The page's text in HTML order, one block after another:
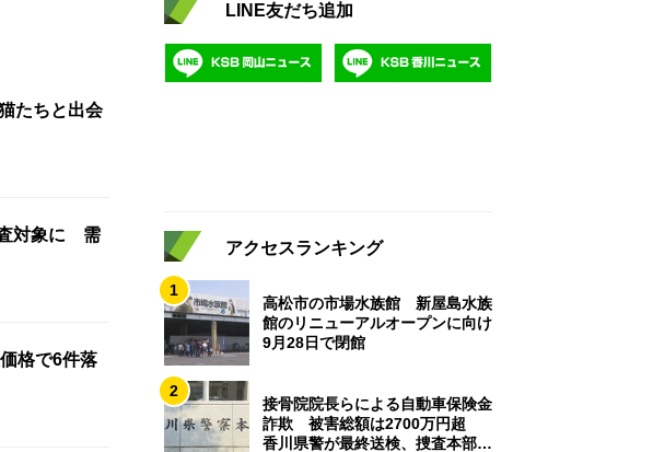
たちと出会
査対象に 需
格で6件落
LINE友だち追加
アクセスランキング
1
高松市の市場水族館 新屋島水族
館のリニューアルオープンに向け
9月28日で閉館
2
接骨院院長らによる自動車保険金
詐欺 被害総額は2700万円超
香川県警が最終送検、捜査本部解